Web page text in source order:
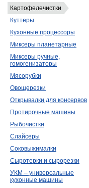
Картофелечистки
Куттеры
Кухонные процессоры
Миксеры планетарные
Миксеры ручные,
гомогенизаторы
Мясорубки
Овощерезки
Открывалки для консервов
Протирочные машины
Рыбочистки
Слайсеры
Соковыжималки
Сыротерки и сырорезки
УКМ – универсальные
кухонные машины